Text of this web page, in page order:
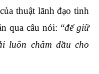
thuật lãnh đạo tinh
qua câu nói: “để giữ
luôn châm dầu cho